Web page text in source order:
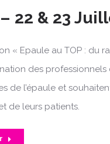
22 & 23
« Epaule au TOP : du
des professionnels
de l’épaule et
de leurs patients.